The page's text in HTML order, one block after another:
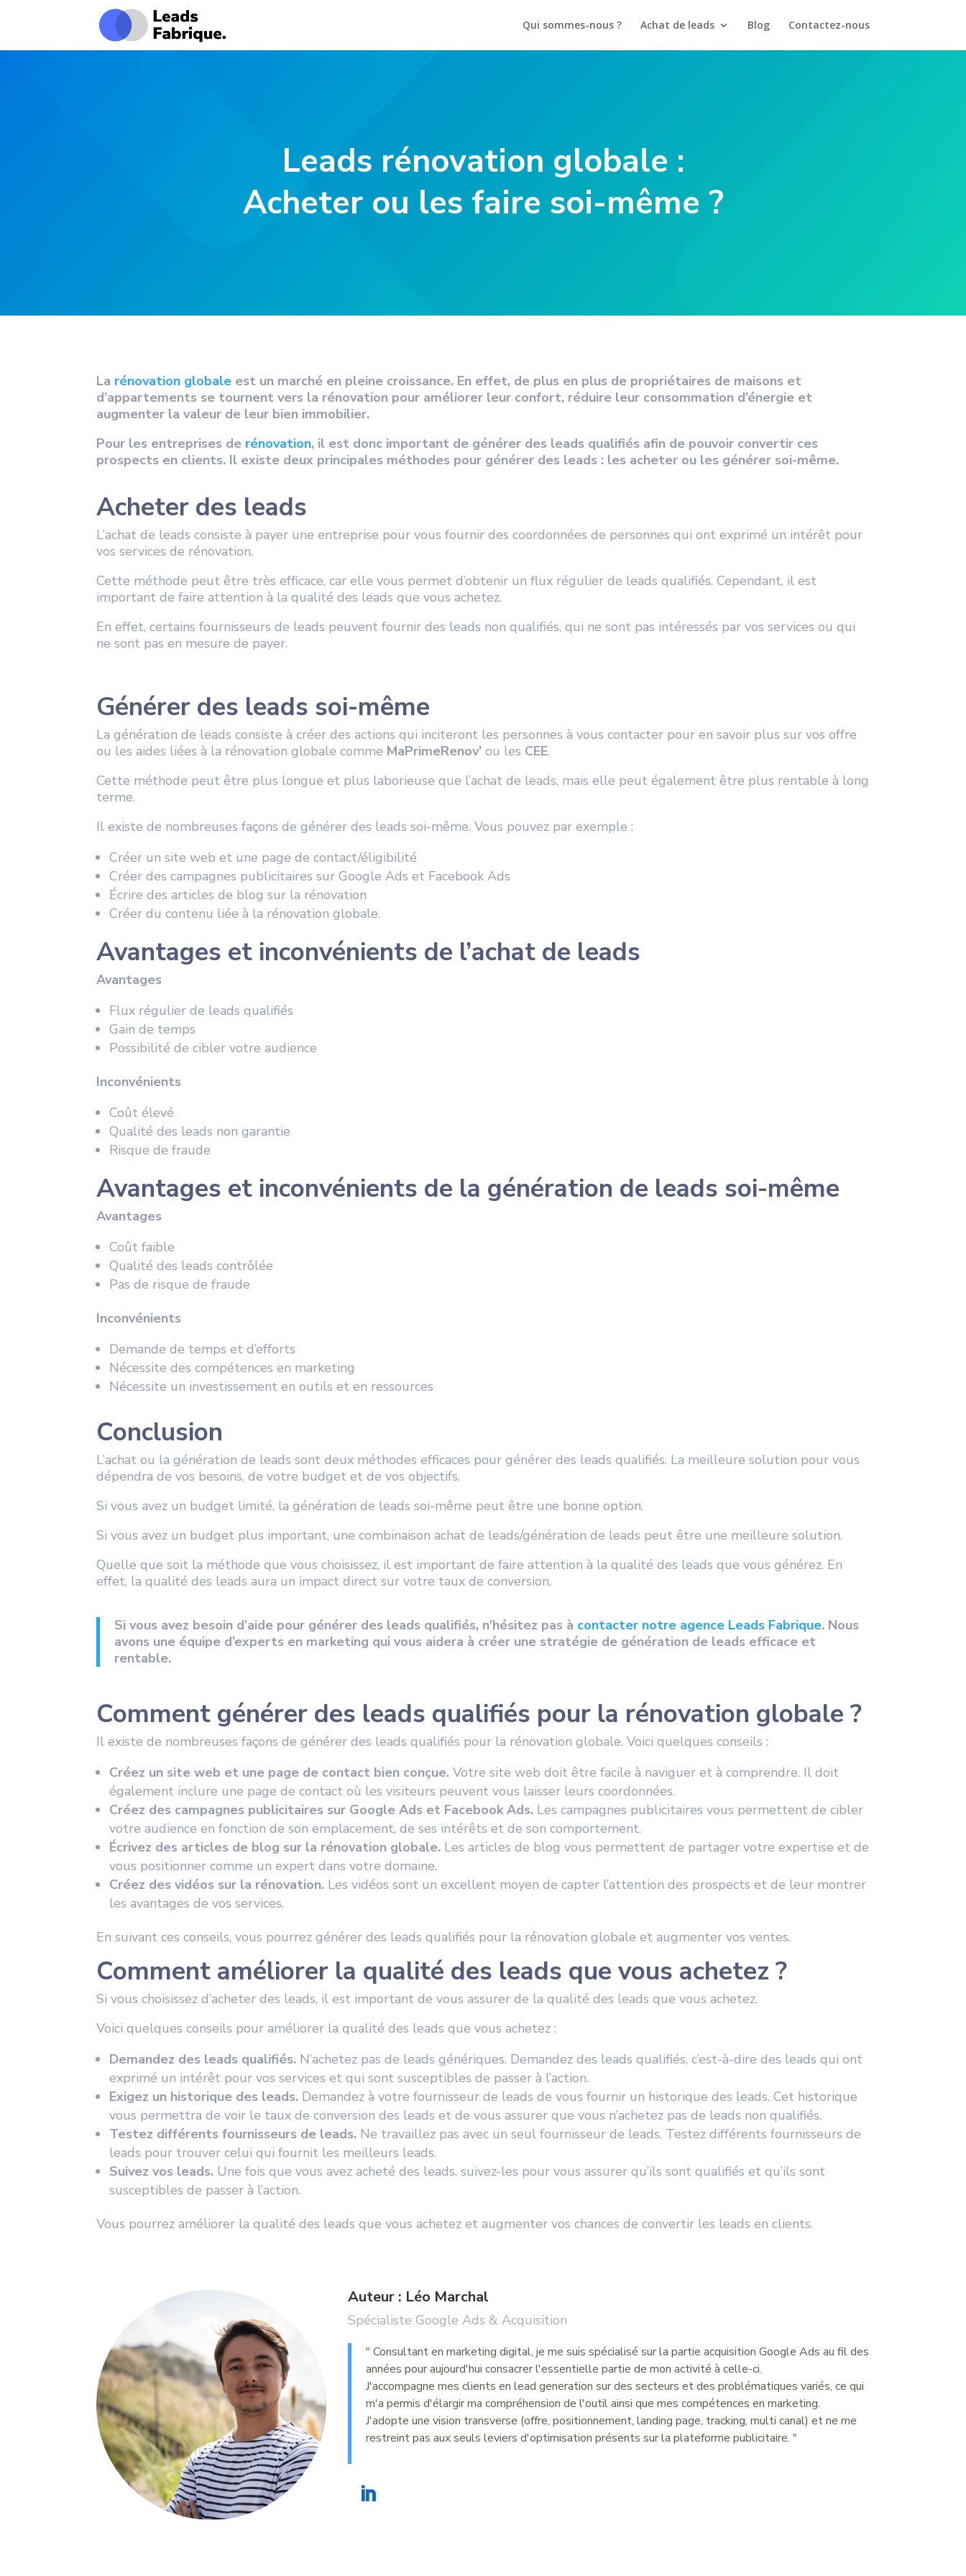
Qui sommes-nous ? Achat de leads Blog Contactez-nous
Leads rénovation globale :
Acheter ou les faire soi-même ?
La rénovation globale est un marché en pleine croissance. En effet, de plus en plus de propriétaires de maisons et
d’appartements se tournent vers la rénovation pour améliorer leur confort, réduire leur consommation d’énergie et
augmenter la valeur de leur bien immobilier.
Pour les entreprises de rénovation, il est donc important de générer des leads qualifiés afin de pouvoir convertir ces
prospects en clients. Il existe deux principales méthodes pour générer des leads : les acheter ou les générer soi-même.
Acheter des leads
L’achat de leads consiste à payer une entreprise pour vous fournir des coordonnées de personnes qui ont exprimé un intérêt pour
vos services de rénovation.
Cette méthode peut être très efficace, car elle vous permet d’obtenir un flux régulier de leads qualifiés. Cependant, il est
important de faire attention à la qualité des leads que vous achetez.
En effet, certains fournisseurs de leads peuvent fournir des leads non qualifiés, qui ne sont pas intéressés par vos services ou qui
ne sont pas en mesure de payer.
Générer des leads soi-même
La génération de leads consiste à créer des actions qui inciteront les personnes à vous contacter pour en savoir plus sur vos offre
ou les aides liées à la rénovation globale comme MaPrimeRenov’ ou les CEE.
Cette méthode peut être plus longue et plus laborieuse que l’achat de leads, mais elle peut également être plus rentable à long
terme.
Il existe de nombreuses façons de générer des leads soi-même. Vous pouvez par exemple :
Créer un site web et une page de contact/éligibilité
Créer des campagnes publicitaires sur Google Ads et Facebook Ads
Écrire des articles de blog sur la rénovation
Créer du contenu liée à la rénovation globale.
Avantages et inconvénients de l’achat de leads
Avantages
Flux régulier de leads qualifiés
Gain de temps
Possibilité de cibler votre audience
Inconvénients
Coût élevé
Qualité des leads non garantie
Risque de fraude
Avantages et inconvénients de la génération de leads soi-même
Avantages
Coût faible
Qualité des leads contrôlée
Pas de risque de fraude
Inconvénients
Demande de temps et d’efforts
Nécessite des compétences en marketing
Nécessite un investissement en outils et en ressources
Conclusion
L’achat ou la génération de leads sont deux méthodes efficaces pour générer des leads qualifiés. La meilleure solution pour vous
dépendra de vos besoins, de votre budget et de vos objectifs.
Si vous avez un budget limité, la génération de leads soi-même peut être une bonne option.
Si vous avez un budget plus important, une combinaison achat de leads/génération de leads peut être une meilleure solution.
Quelle que soit la méthode que vous choisissez, il est important de faire attention à la qualité des leads que vous générez. En
effet, la qualité des leads aura un impact direct sur votre taux de conversion.
Si vous avez besoin d’aide pour générer des leads qualifiés, n’hésitez pas à contacter notre agence Leads Fabrique. Nous
avons une équipe d’experts en marketing qui vous aidera à créer une stratégie de génération de leads efficace et
rentable.
Comment générer des leads qualifiés pour la rénovation globale ?
Il existe de nombreuses façons de générer des leads qualifiés pour la rénovation globale. Voici quelques conseils :
Créez un site web et une page de contact bien conçue. Votre site web doit être facile à naviguer et à comprendre. Il doit
également inclure une page de contact où les visiteurs peuvent vous laisser leurs coordonnées.
Créez des campagnes publicitaires sur Google Ads et Facebook Ads. Les campagnes publicitaires vous permettent de cibler
votre audience en fonction de son emplacement, de ses intérêts et de son comportement.
Écrivez des articles de blog sur la rénovation globale. Les articles de blog vous permettent de partager votre expertise et de
vous positionner comme un expert dans votre domaine.
Créez des vidéos sur la rénovation. Les vidéos sont un excellent moyen de capter l’attention des prospects et de leur montrer
les avantages de vos services.
En suivant ces conseils, vous pourrez générer des leads qualifiés pour la rénovation globale et augmenter vos ventes.
Comment améliorer la qualité des leads que vous achetez ?
Si vous choisissez d’acheter des leads, il est important de vous assurer de la qualité des leads que vous achetez.
Voici quelques conseils pour améliorer la qualité des leads que vous achetez :
Demandez des leads qualifiés. N’achetez pas de leads génériques. Demandez des leads qualifiés, c’est-à-dire des leads qui ont
exprimé un intérêt pour vos services et qui sont susceptibles de passer à l’action.
Exigez un historique des leads. Demandez à votre fournisseur de leads de vous fournir un historique des leads. Cet historique
vous permettra de voir le taux de conversion des leads et de vous assurer que vous n’achetez pas de leads non qualifiés.
Testez différents fournisseurs de leads. Ne travaillez pas avec un seul fournisseur de leads. Testez différents fournisseurs de
leads pour trouver celui qui fournit les meilleurs leads.
Suivez vos leads. Une fois que vous avez acheté des leads, suivez-les pour vous assurer qu’ils sont qualifiés et qu’ils sont
susceptibles de passer à l’action.
Vous pourrez améliorer la qualité des leads que vous achetez et augmenter vos chances de convertir les leads en clients.
Auteur : Léo Marchal
Spécialiste Google Ads & Acquisition
" Consultant en marketing digital, je me suis spécialisé sur la partie acquisition Google Ads au fil des
années pour aujourd'hui consacrer l'essentielle partie de mon activité à celle-ci.
J'accompagne mes clients en lead generation sur des secteurs et des problématiques variés, ce qui
m'a permis d'élargir ma compréhension de l'outil ainsi que mes compétences en marketing.
J'adopte une vision transverse (offre, positionnement, landing page, tracking, multi canal) et ne me
restreint pas aux seuls leviers d'optimisation présents sur la plateforme publicitaire. "